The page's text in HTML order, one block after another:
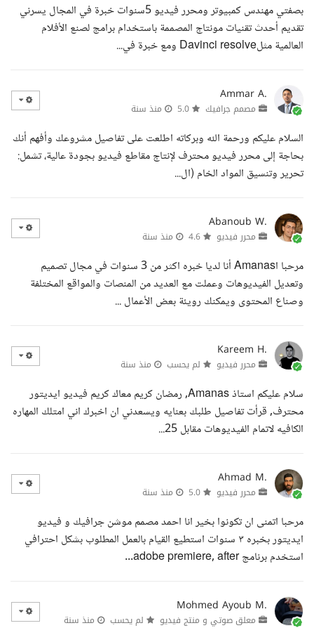
بصفتي مهندس كمبيوتر ومحرر فيديو 5سنوات خبرة في المجال يسرني
تقديم أحدث تقنيات مونتاج المصممة باستخدام برامج لصنع الأفلام
العالمية مثلDavinci resolve ومع خبرة في...
Ammar A.
مصمم جرافيك منذ سنة
السلام عليكم ورحمة الله وبركاته اطلعت على تفاصيل مشروعك وأفهم أنك
بحاجة إلى محرر فيديو محترف لإنتاج مقاطع فيديو بجودة عالية، تشمل:
تحرير وتنسيق المواد الخام (ال...
Abanoub W.
محرر فيديو منذ سنة
مرحبا اAmanas أنا لديا خبره اكثر من 3 سنوات في مجال تصميم
وتعديل الفيديوهات وعملت مع العديد من المنصات والمواقع المختلفة
وصناع المحتوى ويمكنك رويئة بعض الأعمال ...
Kareem H.
محرر فيديو لم يحسب منذ سنة
سلام عليكم استاذ Amanas, رمضان كريم معاك كريم فيديو ايديتور
محترف, قرأت تفاصيل طلبك بعنايه ويسعدني ان اخبرك اني امتلك المهاره
الكافيه لاتمام الفيديوهات مقابل 25...
Ahmad M.
محرر فيديو منذ سنة
مرحبا اتمنى ان تكونوا بخير انا احمد مصمم موشن جرافيك و فيديو
ايديتور بخبره ٣ سنوات استطيع القيام بالعمل المطلوب بشكل احترافي
استخدم برنامج adobe premiere, after...
Mohmed Ayoub M.
معلق صوتي و منتج فيديو لم يحسب منذ سنة